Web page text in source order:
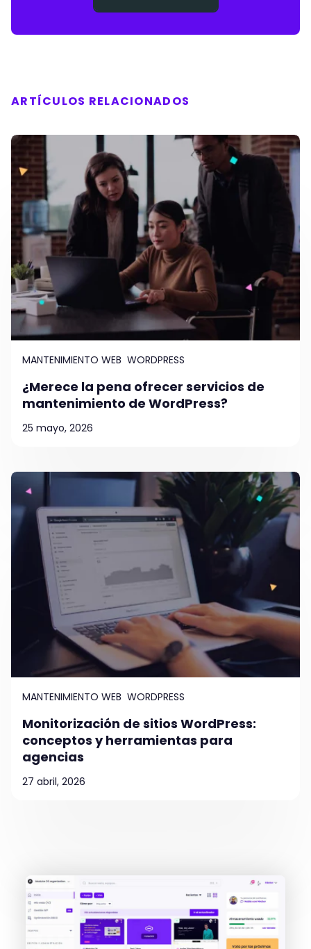
ARTÍCULOS RELACIONADOS
MANTENIMIENTO WEB WORDPRESS
¿Merece la pena ofrecer servicios de
mantenimiento de WordPress?
25 mayo, 2026
MANTENIMIENTO WEB WORDPRESS
Monitorización de sitios WordPress:
conceptos y herramientas para
agencias
27 abril, 2026